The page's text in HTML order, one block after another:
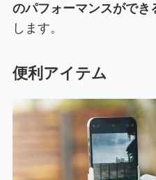
のパフォーマンスができ
します。
便利アイテム